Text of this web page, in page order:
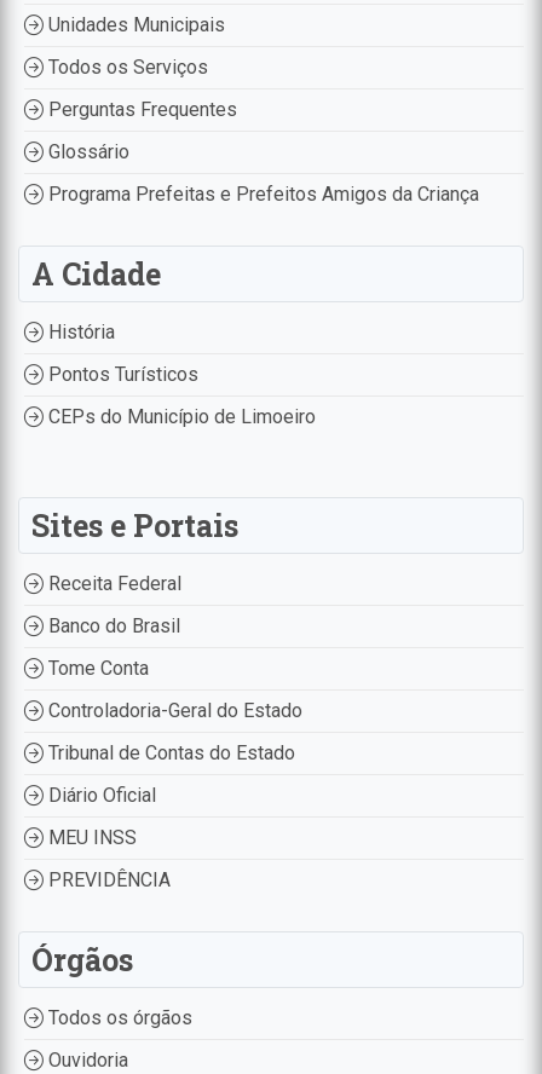
Unidades Municipais
Todos os Serviços
Perguntas Frequentes
Glossário
Programa Prefeitas e Prefeitos Amigos da Criança
A Cidade
História
Pontos Turísticos
CEPs do Município de Limoeiro
Sites e Portais
Receita Federal
Banco do Brasil
Tome Conta
Controladoria-Geral do Estado
Tribunal de Contas do Estado
Diário Oficial
MEU INSS
PREVIDÊNCIA
Órgãos
Todos os órgãos
Ouvidoria